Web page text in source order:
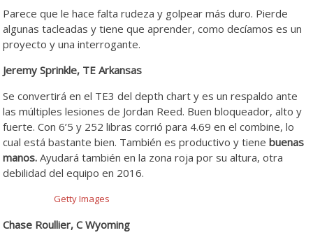
Parece que le hace falta rudeza y golpear más duro. Pierde
algunas tacleadas y tiene que aprender, como decíamos es un
proyecto y una interrogante.
Jeremy Sprinkle, TE Arkansas
Se convertirá en el TE3 del depth chart y es un respaldo ante
las múltiples lesiones de Jordan Reed. Buen bloqueador, alto y
fuerte. Con 6’5 y 252 libras corrió para 4.69 en el combine, lo
cual está bastante bien. También es productivo y tienebuenas
manos. Ayudará también en la zona roja por su altura, otra
debilidad del equipo en 2016.
Getty Images
Chase Roullier, C Wyoming